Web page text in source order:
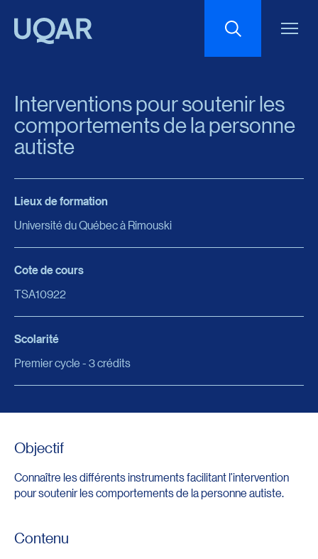
Taille du texte
Interventions pour soutenir les
comportements de la personne
autiste
Lieux de formation
Université du Québec à Rimouski
Cote de cours
TSA10922
Scolarité
Premier cycle - 3 crédits
Objectif
Connaître les différents instruments facilitant l’intervention
pour soutenir les comportements de la personne autiste.
Contenu